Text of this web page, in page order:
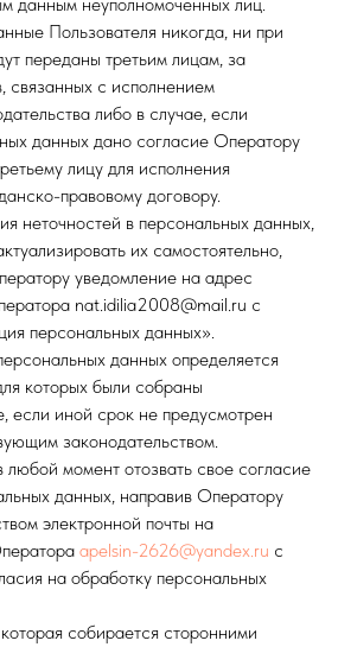
Пользователя никогда, ни при
переданы третьим лицам, за
связанных с исполнением
либо в случае, если
данных дано согласие Оператору
лицу для исполнения
правовому договору.
неточностей в персональных данных,
их самостоятельно,
уведомление на адрес
nat.idilia2008@mail.ru с
персональных данных».
данных определяется
которых были собраны
если иной срок не предусмотрен
законодательством.
любой момент отозвать свое согласие
данных, направив Оператору
электронной почты на
apelsin-2626@yandex.ru с
на обработку персональных
собирается сторонними